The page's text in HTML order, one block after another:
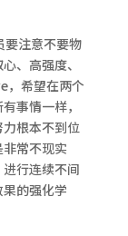
要注意不要物
、高强度、
，希望在两个
事情一样，
根本不到位
常不现实
行连续不间
的强化学